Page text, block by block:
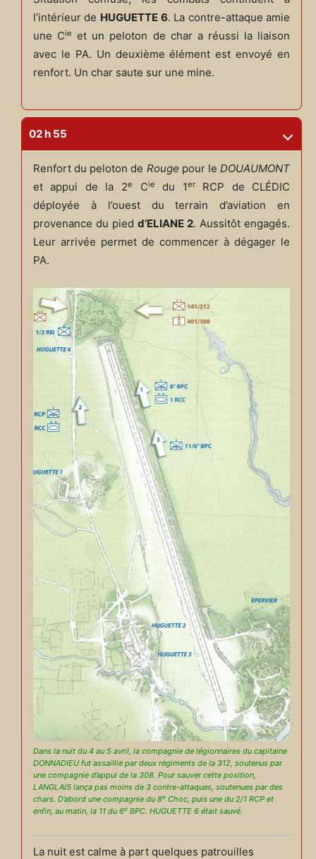
l’intérieur de HUGUETTE 6. La contre-attaque amie
une Cie et un peloton de char a réussi la liaison
avec le PA. Un deuxième élément est envoyé en
renfort. Un char saute sur une mine.
02 h 55
Renfort du peloton de Rouge pour leDOUAUMONT
et appui de la 2e Cie du 1erRCP de CLÉDIC
déployée à l’ouest du terrain d’aviation en
provenance du pied d’ELIANE 2. Aussitôt engagés.
Leur arrivée permet de commencer à dégager le
PA.
Dans la nuit du 4 au 5 avril, la compagnie de légionnaires du capitaine
DONNADIEU fut assaillie par deux régiments de la 312, soutenus par
une compagnie d’appui de la 308. Pour sauver cette position,
LANGLAIS lança pas moins de 3 contre-attaques, soutenues par des
chars. D’abord une compagnie du 8eChoc, puis une du 2/1 RCP et
enfin, au matin, la 11 du 6eBPC. HUGUETTE 6 était sauvé.
La nuit est calme à part quelques patrouilles